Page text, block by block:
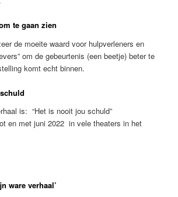
te gaan zien
de moeite waard voor hulpverleners en
om de gebeurtenis (een beetje) beter te
komt echt binnen.
is: “Het is nooit jou schuld”
en met juni 2022 in vele theaters in het
ware verhaal’